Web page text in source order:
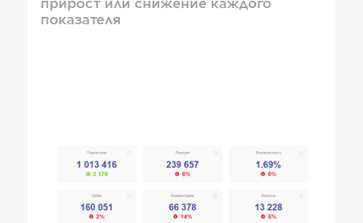
прирост или снижение каждого
показателя